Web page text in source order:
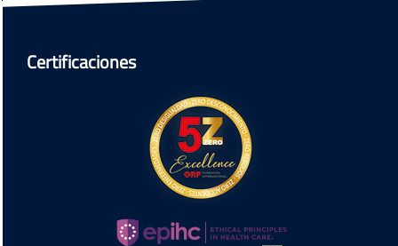
Certificaciones